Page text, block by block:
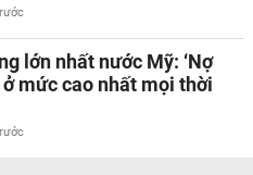
lớn nhất nước Mỹ: ‘Nợ
mức cao nhất mọi thời